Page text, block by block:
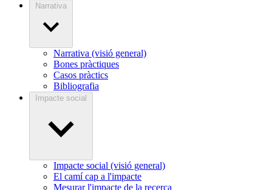
Narrativa
Narrativa (visió general)
Bones pràctiques
Casos pràctics
Bibliografia
Impacte social
Impacte social (visió general)
El camí cap a l'impacte
Mesurar l'impacte de la recerca